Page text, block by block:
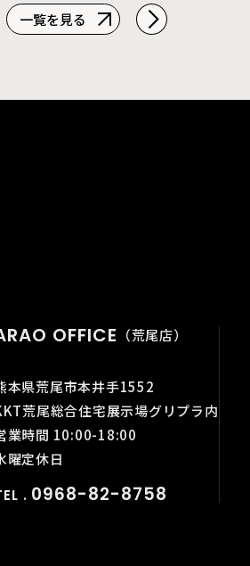
一覧を見る
OFFICE （荒尾店）
本県荒尾市本井手1552
荒尾総合住宅展示場グリプラ内
業時間 10:00-18:00
曜定休日
. 0968-82-8758